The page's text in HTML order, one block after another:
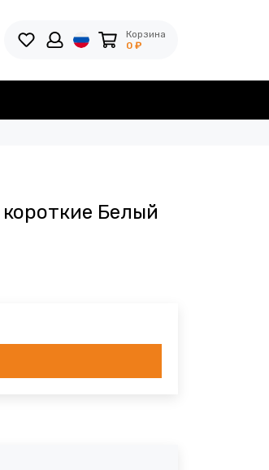
Корзина
0 ₽
Белый